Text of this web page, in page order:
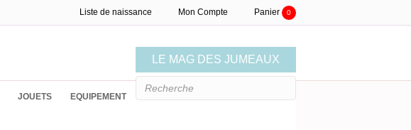
Liste de naissance Mon Compte Panier 0
LE MAG DES JUMEAUX
JOUETS EQUIPEMENT